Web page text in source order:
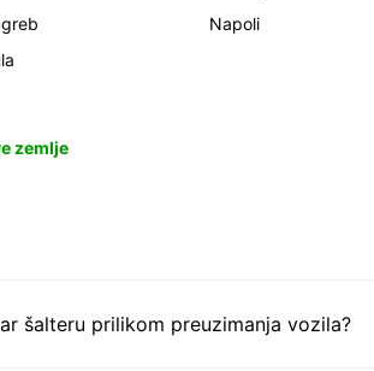
Napoli
zemlje
šalteru prilikom preuzimanja vozila?